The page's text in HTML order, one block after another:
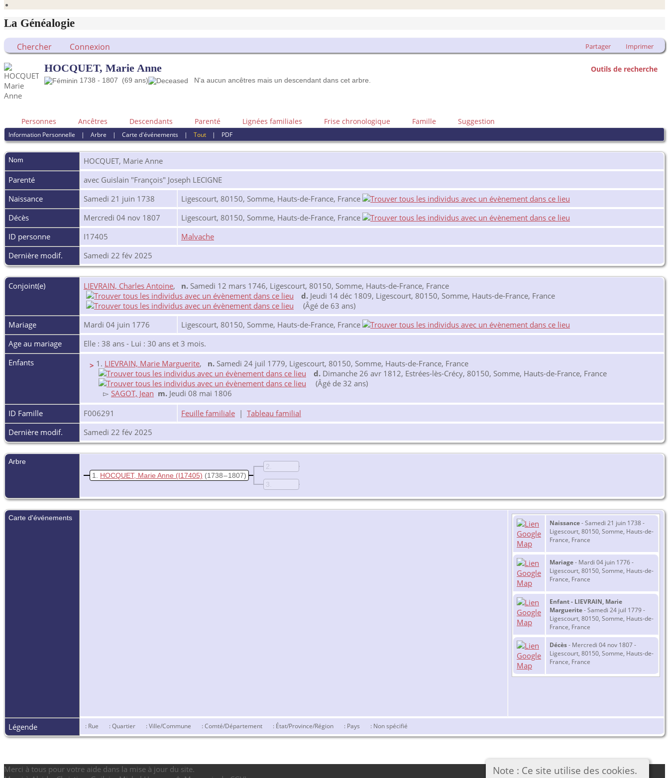
La Généalogie
Chercher Connexion Partager Imprimer
Note : Ce site utilise des cookies.
Outils de recherche
HOCQUET, Marie Anne
1738 - 1807 (69 ans) N'a aucun ancêtres mais un descendant dans cet arbre.
Personnes Ancêtres Descendants Parenté Lignées familiales Frise chronologique Famille Suggestion
Information Personnelle |Arbre |Carte d'événements |Tout | PDF
Nom HOCQUET, Marie Anne
Parenté
avec Guislain "François" Joseph LECIGNE
Naissance
Samedi 21 juin 1738
Ligescourt, 80150, Somme, Hauts-de-France, France
Décès
Mercredi 04 nov 1807
Ligescourt, 80150, Somme, Hauts-de-France, France
ID personne
I17405
Malvache
Dernière modif.
Samedi 22 fév 2025
Conjoint(e) LIEVRAIN, Charles Antoine, n. Samedi 12 mars 1746, Ligescourt, 80150, Somme, Hauts-de-France, France
d. Jeudi 14 déc 1809, Ligescourt, 80150, Somme, Hauts-de-France, France
(Âgé de 63 ans)
Mariage
Mardi 04 juin 1776
Ligescourt, 80150, Somme, Hauts-de-France, France
Age au mariage
Elle : 38 ans - Lui : 30 ans et 3 mois.
Enfants
> 1. LIEVRAIN, Marie Marguerite, n. Samedi 24 juil 1779, Ligescourt, 80150, Somme, Hauts-de-France, France
d. Dimanche 26 avr 1812, Estrées-lès-Crécy, 80150, Somme, Hauts-de-France, France
(Âgé de 32 ans)
▻ SAGOT, Jean m. Jeudi 08 mai 1806
ID Famille
F006291 Feuille familiale | Tableau familial
Dernière modif.
Samedi 22 fév 2025
Arbre
1
HOCQUET, Marie Anne (I17405) (1738 – 1807)
2
3
Carte d'événements
Naissance- Samedi 21 juin 1738 -
Ligescourt, 80150, Somme, Hauts-de-
France, France
Mariage- Mardi 04 juin 1776 -
Ligescourt, 80150, Somme, Hauts-de-
France, France
Enfant - LIEVRAIN, Marie
Marguerite- Samedi 24 juil 1779 -
Ligescourt, 80150, Somme, Hauts-de-
France, France
Décès- Mercredi 04 nov 1807 -
Ligescourt, 80150, Somme, Hauts-de-
France, France
Légende : Rue : Quartier : Ville/Commune : Comté/Département : État/Province/Région : Pays : Non spécifié
Merci à tous pour votre aide dans la mise à jour du site.